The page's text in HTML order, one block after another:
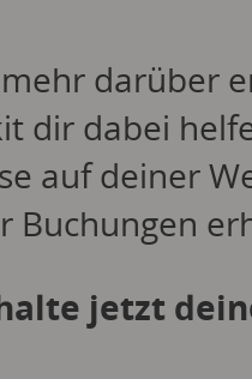
darüber
dir dabei
auf deiner
Buchungen
jetzt